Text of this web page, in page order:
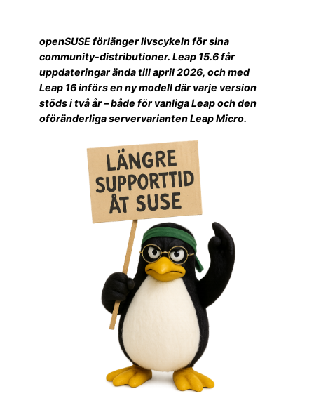
openSUSE förlänger livscykeln för sina
community-distributioner. Leap 15.6 får
uppdateringar ända till april 2026, och med
Leap 16 införs en ny modell där varje version
stöds i två år – både för vanliga Leap och den
oföränderliga servervarianten Leap Micro.